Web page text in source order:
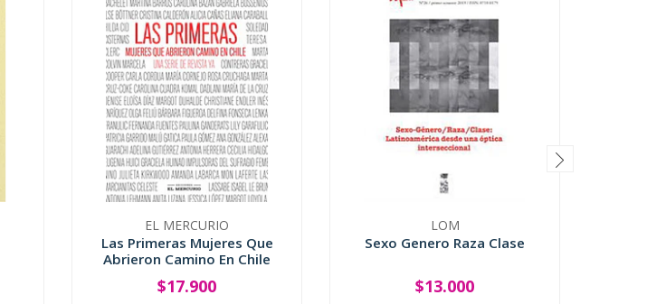
EL MERCURIO
Las Primeras Mujeres Que
Abrieron Camino En Chile
+
$17.900
LOM
Sexo Genero Raza Clase
+
$13.000